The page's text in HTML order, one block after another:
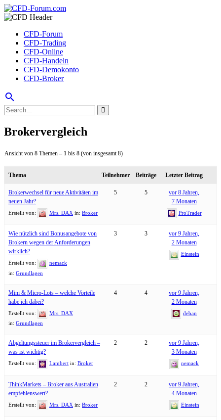
CFD-Forum
CFD-Trading
CFD-Online
CFD-Handeln
CFD-Demokonto
CFD-Broker
search
Brokervergleich
Ansicht von 8 Themen – 1 bis 8 (von insgesamt 8)
Thema Teilnehmer Beiträge Letzter Beitrag
Brokerwechsel für neue Aktivitäten im
neuen Jahr?
Erstellt von: Mrs. DAX in: Broker
5 5
vor 8 Jahren,
7 Monaten
ProTrader
Wie nützlich sind Bonusangebote von
Brokern wegen der Anforderungen
wirklich?
Erstellt von:
nemack
in: Grundlagen
3 3
vor 9 Jahren,
2 Monaten
Einstein
Mini & Micro-Lots – welche Vorteile
habe ich dabei?
Erstellt von:
Mrs. DAX
in: Grundlagen
4 4
vor 9 Jahren,
2 Monaten
deban
Abgeltungssteuer im Brokervergleich –
was ist wichtig?
Erstellt von: Lambert in: Broker
2 2
vor 9 Jahren,
3 Monaten
nemack
ThinkMarkets – Broker aus Australien
empfehlenswert?
Erstellt von: Mrs. DAX in: Broker
2 2
vor 9 Jahren,
4 Monaten
Einstein